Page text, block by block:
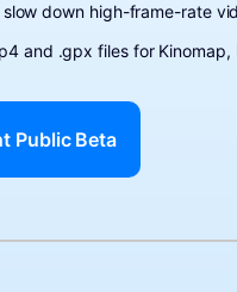
down high-frame-rate
and .gpx files for Kinomap,
Public Beta